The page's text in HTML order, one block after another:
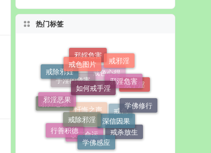
热门标签
戒色图片
如何戒手淫
邪淫危害
戒邪淫
邪婬危害
戒除邪婬
邪淫恶果
戒除邪淫 深信因果
学佛修行
戒手淫
戒色心得
手淫的危害
邪婬恶果
行善积德
学佛感应
戒杀放生
戒色
忏悔之声
改变命运